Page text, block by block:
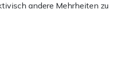
andere Mehrheiten zu